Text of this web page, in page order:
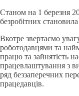
Станом на 1 березня
безробітних
Вкотре звертаємо
роботодавцями та
працю та зайнятість
працевлаштування з
ряд беззаперечних
працедавців.